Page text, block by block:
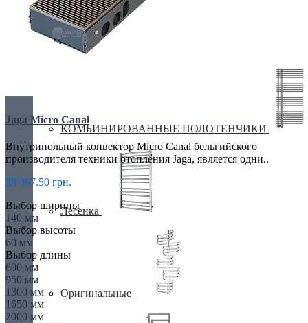
ДЛЯ ВАННОЙ
КОМБИНИРОВАННЫЕ ПОЛОТЕНЧИКИ
Лесенка
Оригинальные
Jaga Micro Canal
Внутрипольный конвектор Micro Canal бельгийского
производителя техники отопления Jaga, является одни..
38 367.50 грн.
Выбор ширины
140 мм
Выбор высоты
60 мм
Выбор длины
600 мм
950 мм
1300 мм
1650 мм
2000 мм